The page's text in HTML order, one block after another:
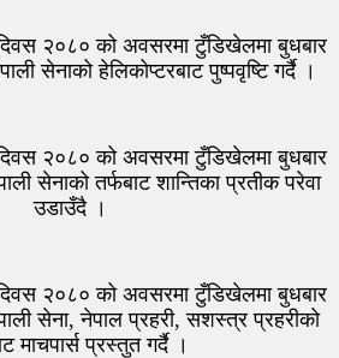
दिवस २०८० को अवसरमा टुँडिखेलमा बुधबार
सेनाको हेलिकोप्टरबाट पुष्पवृष्टि गर्दै ।
दिवस २०८० को अवसरमा टुँडिखेलमा बुधबार
सेनाको तर्फबाट शान्तिका प्रतीक परेवा
उडाउँदै ।
दिवस २०८० को अवसरमा टुँडिखेलमा बुधबार
सेना, नेपाल प्रहरी, सशस्त्र प्रहरीको
माचपार्स प्रस्तुत गर्दै ।